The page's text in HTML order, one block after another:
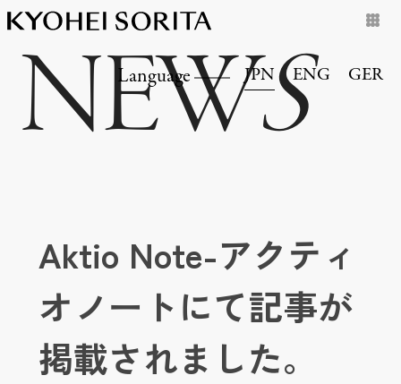
Language JPN ENG GER
NEWS
Aktio Note-アクティ
オノートにて記事が
掲載されました。